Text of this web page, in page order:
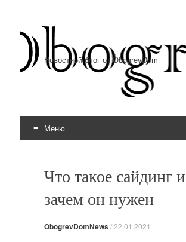
Новостной блог от ObogrevDom
Меню
Что такое сайдинг и
зачем он нужен
ObogrevDomNews/22.01.2021